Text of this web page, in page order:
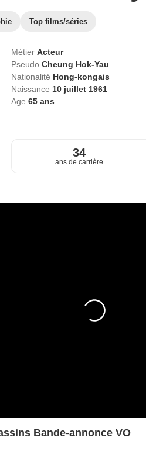
Top films/séries
Métier Acteur
Pseudo Cheung Hok-Yau
Nationalité Hong-kongais
Naissance 10 juillet 1961
Age 65ans
34
ans de carrière
Bande-annonce VO